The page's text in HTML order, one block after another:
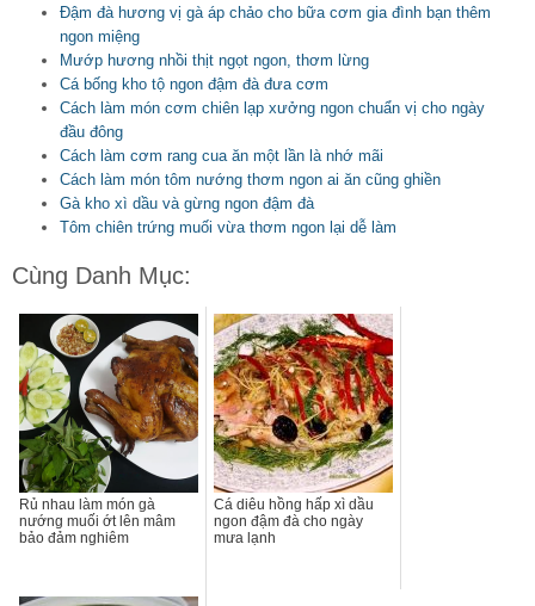
Đậm đà hương vị gà áp chảo cho bữa cơm gia đình bạn thêm
ngon miệng
Mướp hương nhồi thịt ngọt ngon, thơm lừng
Cá bống kho tộ ngon đậm đà đưa cơm
Cách làm món cơm chiên lạp xưởng ngon chuẩn vị cho ngày
đầu đông
Cách làm cơm rang cua ăn một lần là nhớ mãi
Cách làm món tôm nướng thơm ngon ai ăn cũng ghiền
Gà kho xì dầu và gừng ngon đậm đà
Tôm chiên trứng muối vừa thơm ngon lại dễ làm
Cùng Danh Mục:
Rủ nhau làm món gà
nướng muối ớt lên mâm
bảo đảm nghiêm
Cá diêu hồng hấp xì dầu
ngon đậm đà cho ngày
mưa lạnh